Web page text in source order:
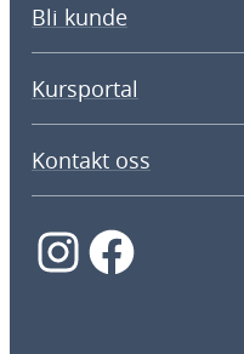
Bli kunde
Kursportal
Kontakt oss
InstagramFacebook